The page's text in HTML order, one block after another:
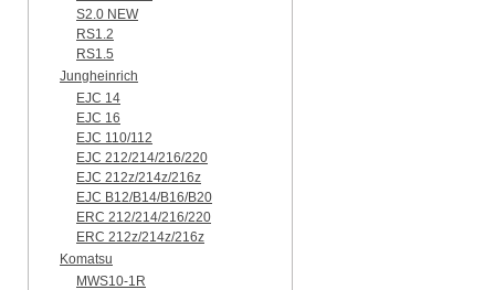
S2.0 NEW
RS1.2
RS1.5
Jungheinrich
EJC 14
EJC 16
EJC 110/112
EJC 212/214/216/220
EJC 212z/214z/216z
EJC B12/B14/B16/B20
ERC 212/214/216/220
ERC 212z/214z/216z
Komatsu
MWS10-1R